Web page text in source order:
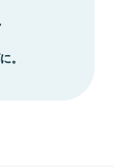
。